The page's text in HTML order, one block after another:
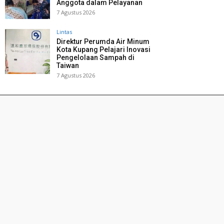
Anggota dalam Pelayanan
7 Agustus 2026
Lintas
Direktur Perumda Air Minum
Kota Kupang Pelajari Inovasi
Pengelolaan Sampah di
Taiwan
7 Agustus 2026